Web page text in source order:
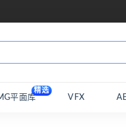
平面库
精选
VFX